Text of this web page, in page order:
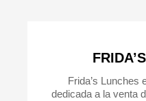
Frida’s Lunches
dedicada a la venta